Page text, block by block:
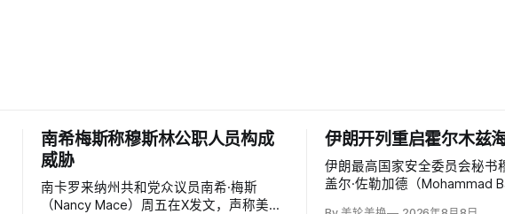
南希梅斯称穆斯林公职人员构成
威胁
南卡罗来纳州共和党众议员南希·梅斯
（Nancy Mace）周五在X发文，声称美国
伊朗开列重启霍尔木兹
伊朗最高国家安全委员会秘书
盖尔·佐勒加德（Mohammad